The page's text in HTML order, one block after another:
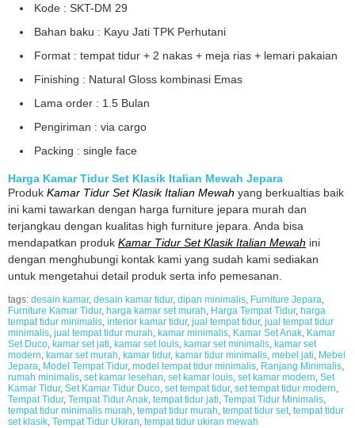
Kode : SKT-DM 29
Bahan baku : Kayu Jati TPK Perhutani
Format : tempat tidur + 2 nakas + meja rias + lemari pakaian
Finishing : Natural Gloss kombinasi Emas
Lama order : 1.5 Bulan
Pengiriman : via cargo
Packing : single face
Harga Kamar Tidur Set Klasik Italian Mewah Jepara
Produk Kamar Tidur Set Klasik Italian Mewah yang berkualtias baik
ini kami tawarkan dengan harga furniture jepara murah dan
terjangkau dengan kualitas high furniture jepara. Anda bisa
mendapatkan produk Kamar Tidur Set Klasik Italian Mewah ini
dengan menghubungi kontak kami yang sudah kami sediakan
untuk mengetahui detail produk serta info pemesanan.
tags: desain kamar, desain kamar tidur, dipan minimalis Furniture Jepara
Furniture Kamar Tidur, harga kamar set murah Harga Tempat Tidur, harga
tempat tidur minimalis interior kamar tidur, jual tempat tidur, jual tempat tidur
minimalis jual tempat tidur murah kamar minimalis Kamar Set Anak Kamar
Set Duco kamar set jati kamar set louis kamar set minimalis kamar set
modern kamar set murah kamar tidur, kamar tidur minimalis mebel jati Mebel
Jepara Model Tempat Tidur, model tempat tidur minimalis Ranjang Minimalis
rumah minimalis set kamar lesehan set kamar louis set kamar modern Set
Kamar Tidur, Set Kamar Tidur Duco set tempat tidur, set tempat tidur modern
Tempat Tidur, Tempat Tidur Anak tempat tidur jati Tempat Tidur Minimalis
tempat tidur minimalis murah tempat tidur murah tempat tidur set tempat tidur
set klasik Tempat Tidur Ukiran tempat tidur ukiran mewah